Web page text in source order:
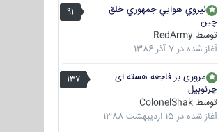
91
نيروي هوايي جمهوري خلق
چين
توسط RedArmy
آغاز شده در 7 آذر 1386
137
مروری بر فاجعه هسته ای
چرنوبیل
توسط ColonelShak
آغاز شده در 15 اردیبهشت 1388